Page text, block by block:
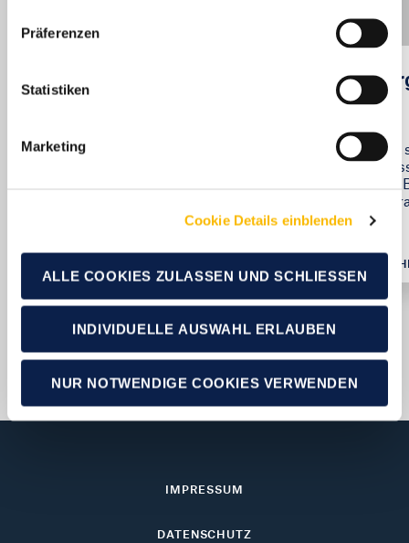
Präferenzen
Statistiken
Marketing
Cookie Details einblenden
ALLE COOKIES ZULASSEN UND SCHLIESSEN
INDIVIDUELLE AUSWAHL ERLAUBEN
NUR NOTWENDIGE COOKIES VERWENDEN
Über den Verband
Der Caravaning Industrie Verband e.V.
IMPRESSUM
DATENSCHUTZ